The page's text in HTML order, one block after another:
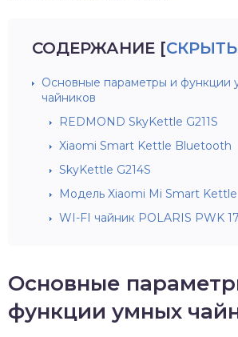
СОДЕРЖАНИЕ [СКРЫТЬ
Основные параметры и функции
чайников
REDMOND SkyKettle G211S
Xiaomi Smart Kettle Bluetooth
SkyKettle G214S
Модель Xiaomi Mi Smart Kettle
WI-FI чайник POLARIS PWK
Основные
функции умных